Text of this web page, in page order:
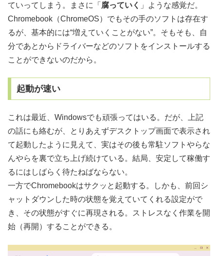
ていってしまう。まさに「 腐っていく
」ような感覚だ。
Chromebook（ChromeOS）でもその手のソフトは存在す
るが、基本的には“増えていくことがない”。そもそも、自
分であとからドライバーなどのソフトをインストールする
ことができないのだから。
起動が速い
これは最近、Windowsでも頑張ってはいる。だが、上記
の話にも絡むが、とりあえずデスクトップ画面で表示され
て起動したように見えて、実はその後も常駐ソフトやらな
んやらを裏で立ち上げ続けている。結局、安定して稼働す
るにはしばらく待たねばならない。
一方でChromebookはサクッと起動する。しかも、前回シ
ャットダウンした時の状態を覚えていてくれる設定がで
き、その状態がすぐに再現される。ストレスなく作業を開
始（再開）することができる。